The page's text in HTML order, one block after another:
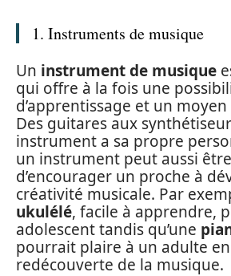
1. Instruments de musique
Un instrument de musique
qui offre à la fois une
d’apprentissage et un moyen
Des guitares aux
instrument a sa propre
un instrument peut aussi
d’encourager un proche à
créativité musicale. Par
ukulélé, facile à apprendre,
adolescent tandis qu’une
pourrait plaire à un adulte
redécouverte de la musique.